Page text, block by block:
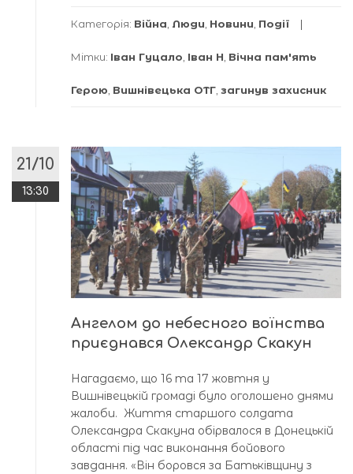
Категорія: Війна Люди Новини Події
Мітки: Іван Гуцало Іван Н Вічна пам'ять
Герою Вишнівецька ОТГ загинув захисник
21/10
13:30
Ангелом до небесного воїнства
приєднався Олександр Скакун
Нагадаємо, що 16 та 17 жовтня у
Вишнівецькій громаді було оголошено днями
жалоби. Життя старшого солдата
Олександра Скакуна обірвалося в Донецькій
області під час виконання бойового
завдання. «Він боровся за Батьківщину з